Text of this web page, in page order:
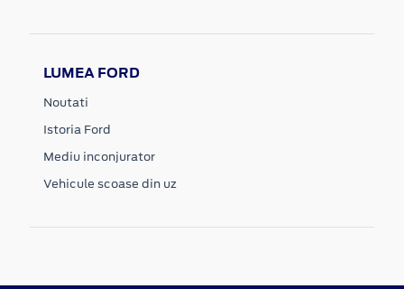
LUMEA FORD
Noutati
Istoria Ford
Mediu inconjurator
Vehicule scoase din uz